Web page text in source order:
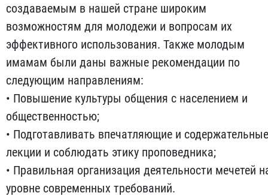
создаваемым в нашей стране широким
возможностям для молодежи и вопросам их
эффективного использования. Также молодым
имамам были даны важные рекомендации по
следующим направлениям:
• Повышение культуры общения с населением и
общественностью;
• Подготавливать впечатляющие и содержательные
лекции и соблюдать этику проповедника;
• Правильная организация деятельности мечетей
уровне современных требований.